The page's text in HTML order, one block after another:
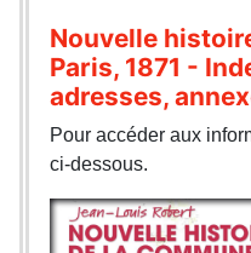
Nouvelle
Paris, 1871 -
adresses,
Pour accéder aux
ci-dessous.